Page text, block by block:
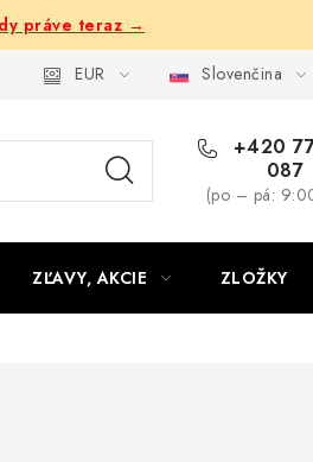
práve teraz →
EUR Slovenčina
+420
087
(po – pá:
ZĽAVY, AKCIE ZLOŽKY